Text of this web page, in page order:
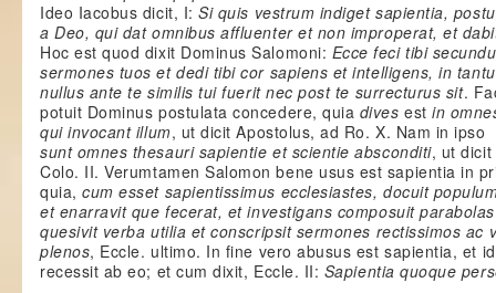
Ideo Iacobus dicit, I:Si quis vestrum indiget sapientia,
a Deo, qui dat omnibus affluenter et non improperat, et
Hoc est quod dixit Dominus Salomoni: Ecce feci tibi
sermones tuos et dedi tibi cor sapiens et intelligens, in
nullus ante te similis tui fuerit nec post te surrecturus sit.
potuit Dominus postulata concedere, quia dives estin
qui invocant illum, ut dicit Apostolus, ad Ro. X. Nam in ipso
sunt omnes thesauri sapientie et scientie absconditi, ut dicit
Colo. II. Verumtamen Salomon bene usus est sapientia in
quia,cum esset sapientissimus ecclesiastes, docuit
et enarravit que fecerat, et investigans composuit
quesivit verba utilia et conscripsit sermones rectissimos ac
plenos, Eccle. ultimo. In fine vero abusus est sapientia, et
recessit ab eo; et cum dixit, Eccle. II: Sapientia quoque